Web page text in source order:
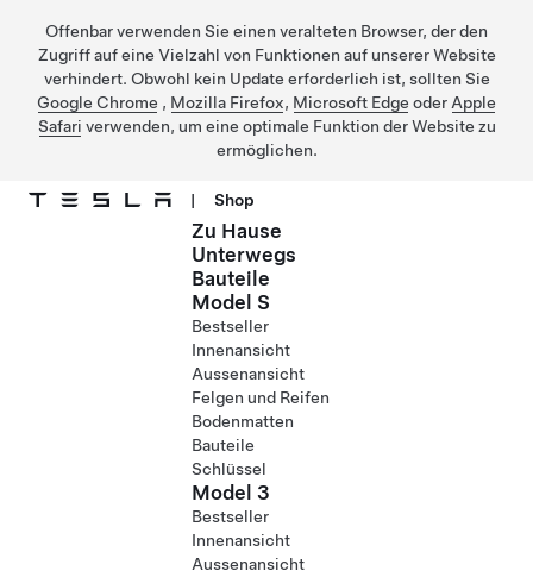
Offenbar verwenden Sie einen veralteten Browser, der den
Zugriff auf eine Vielzahl von Funktionen auf unserer Website
verhindert. Obwohl kein Update erforderlich ist, sollten Sie
Google Chrome , Mozilla Firefox, Microsoft Edge oder Apple
Safari verwenden, um eine optimale Funktion der Website zu
ermöglichen.
| Shop
Zu Hause
Unterwegs
Bauteile
Model S
Bestseller
Innenansicht
Aussenansicht
Felgen und Reifen
Bodenmatten
Bauteile
Schlüssel
Model 3
Bestseller
Innenansicht
Aussenansicht